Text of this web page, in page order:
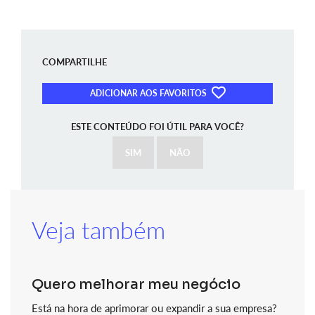
COMPARTILHE
ADICIONAR AOS FAVORITOS
ESTE CONTEÚDO FOI ÚTIL PARA VOCÊ?
SIM NÃO
Veja também
Quero melhorar meu negócio
Está na hora de aprimorar ou expandir a sua empresa?